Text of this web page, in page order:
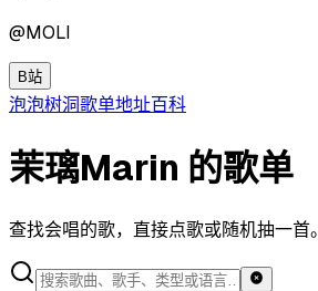
@MOLI
B站
泡泡树洞歌单地址百科
茉璃Marin 的歌单
查找会唱的歌，直接点歌或随机抽一首。